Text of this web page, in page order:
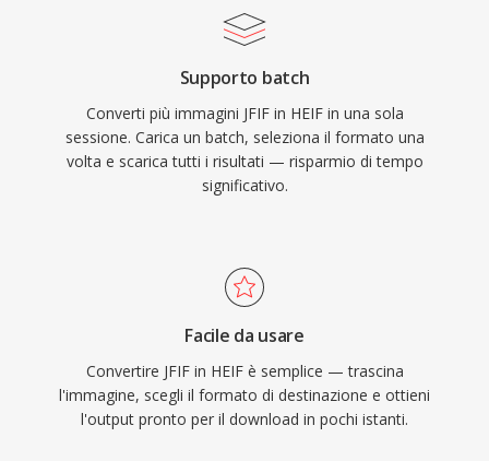
Supporto batch
Converti più immagini JFIF in HEIF in una sola
sessione. Carica un batch, seleziona il formato una
volta e scarica tutti i risultati — risparmio di tempo
significativo.
Facile da usare
Convertire JFIF in HEIF è semplice — trascina
l'immagine, scegli il formato di destinazione e ottieni
l'output pronto per il download in pochi istanti.